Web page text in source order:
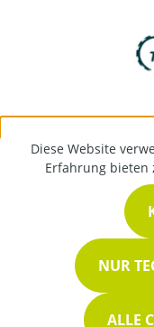
Diese Website
Erfahrung bieten
NUR
ALLE